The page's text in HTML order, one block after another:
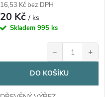
16,53 Kč bez DPH
20 Kč/ ks
Skladem 995 ks
− +
DO KOŠÍKU